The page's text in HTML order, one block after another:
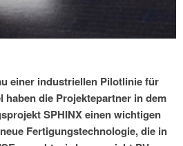
einer industriellen Pilotlinie für
haben die Projektepartner in dem
SPHINX einen wichtigen
Fertigungstechnologie, die in